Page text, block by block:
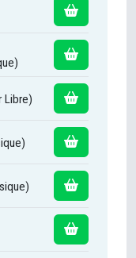
Libre)